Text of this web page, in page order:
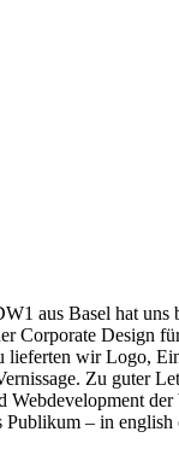
aus Basel hat uns
Corporate Design
lieferten wir Logo,
Zu guter
Webdevelopment der
Publikum – in english